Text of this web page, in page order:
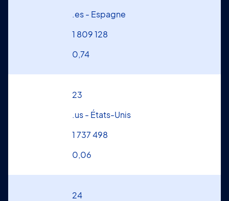
.es - Espagne
1 809 128
0,74
23
.us - États-Unis
1 737 498
0,06
24